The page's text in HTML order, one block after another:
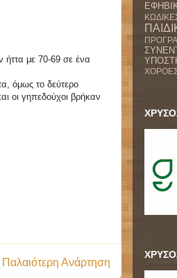
ήττα με 70-69 σε ένα
όμως το δεύτερο
οι γηπεδούχοι βρήκαν
Παλαιότερη Ανάρτηση